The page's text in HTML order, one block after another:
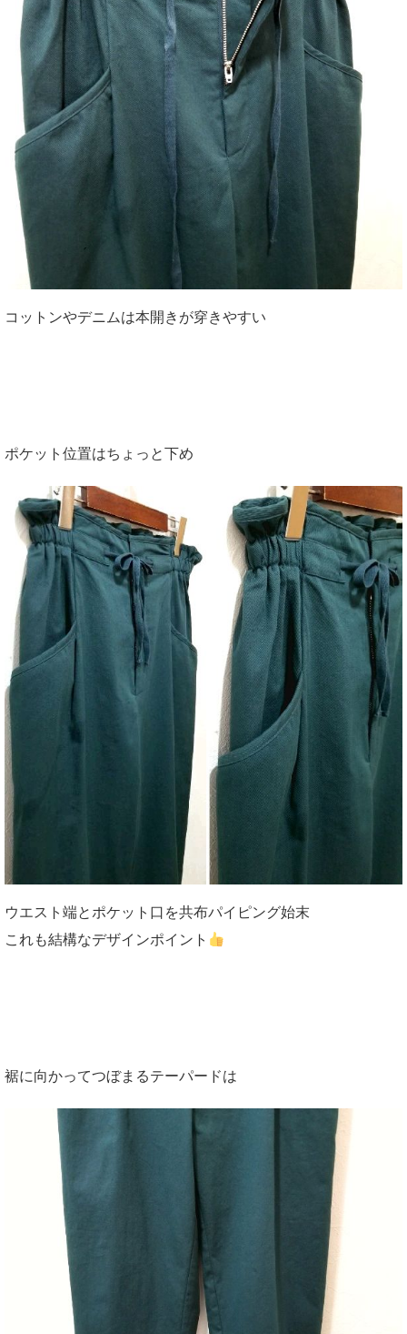
コットンやデニムは本開きが穿きやすい
ポケット位置はちょっと下め
ウエスト端とポケット口を共布パイピング始末
これも結構なデザインポイント
裾に向かってつぼまるテーパードは